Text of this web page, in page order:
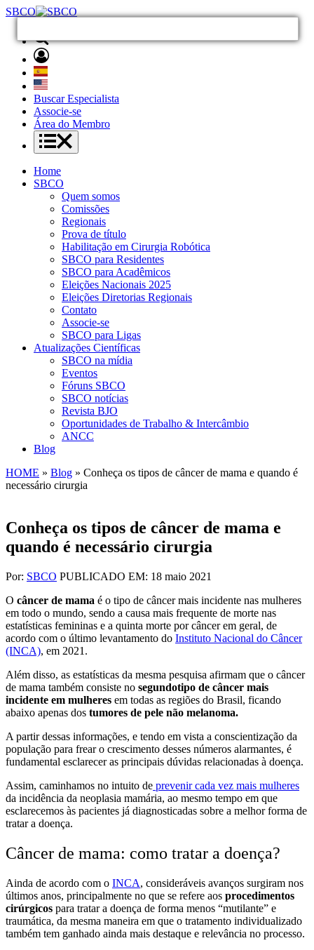
SBCO
Buscar Especialista
Associe-se
Área do Membro
Home
SBCO
Quem somos
Comissões
Regionais
Prova de título
Habilitação em Cirurgia Robótica
SBCO para Residentes
SBCO para Acadêmicos
Eleições Nacionais 2025
Eleições Diretorias Regionais
Contato
Associe-se
SBCO para Ligas
Atualizações Científicas
SBCO na mídia
Eventos
Fóruns SBCO
SBCO notícias
Revista BJO
Oportunidades de Trabalho & Intercâmbio
ANCC
Blog
HOME » Blog » Conheça os tipos de câncer de mama e quando é
necessário cirurgia
Conheça os tipos de câncer de mama e
quando é necessário cirurgia
Por: SBCO PUBLICADO EM: 18 maio 2021
O câncer de mama é o tipo de câncer mais incidente nas mulheres
em todo o mundo, sendo a causa mais frequente de morte nas
estatísticas femininas e a quinta morte por câncer em geral, de
acordo com o último levantamento do Instituto Nacional do Câncer
(INCA), em 2021.
Além disso, as estatísticas da mesma pesquisa afirmam que o câncer
de mama também consiste no segundotipo de câncer mais
incidente em mulheres em todas as regiões do Brasil, ficando
abaixo apenas dos tumores de pele não melanoma.
A partir dessas informações, e tendo em vista a conscientização da
população para frear o crescimento desses números alarmantes, é
fundamental esclarecer as principais dúvidas relacionadas à doença.
Assim, caminhamos no intuito de prevenir cada vez mais mulheres
da incidência da neoplasia mamária, ao mesmo tempo em que
esclarecemos às pacientes já diagnosticadas sobre a melhor forma de
tratar a doença.
Câncer de mama: como tratar a doença?
Ainda de acordo com o INCA, consideráveis avanços surgiram nos
últimos anos, principalmente no que se refere aos procedimentos
cirúrgicos para tratar a doença de forma menos “mutilante” e
traumática, da mesma maneira em que o tratamento individualizado
também tem ganhado ainda mais destaque e relevância no processo.